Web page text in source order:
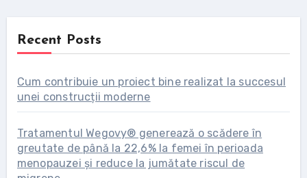
Recent Posts
Cum contribuie un proiect bine realizat la succesul
unei construcții moderne
Tratamentul Wegovy® generează o scădere în
greutate de până la 22,6% la femei în perioada
menopauzei și reduce la jumătate riscul de